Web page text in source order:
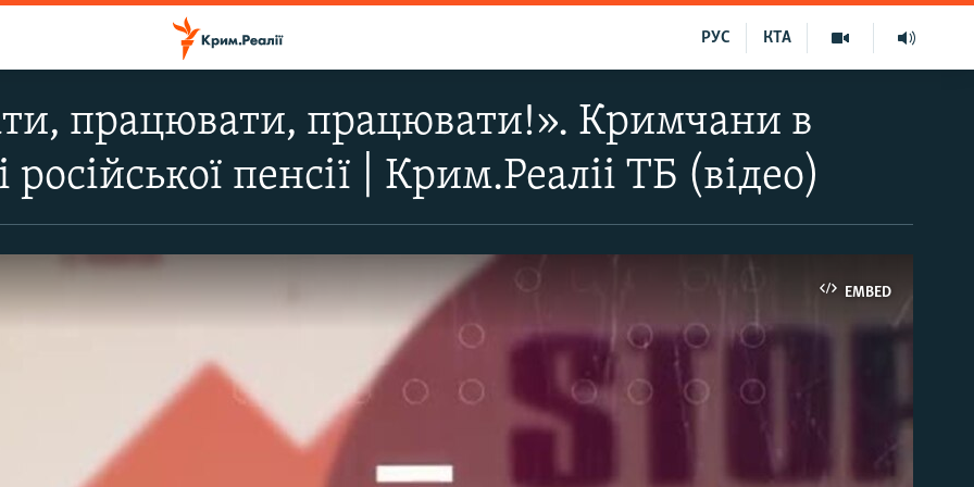
КТА
РУС
працювати, працювати!». Кримчани в
російської пенсії | Крим.Реаліі ТБ (відео)
EMBED